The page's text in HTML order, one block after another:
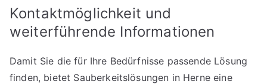
Kontaktmöglichkeit und
weiterführende Informationen
Damit Sie die für Ihre Bedürfnisse passende Lösung
finden, bietet Sauberkeitslösungen in Herne eine